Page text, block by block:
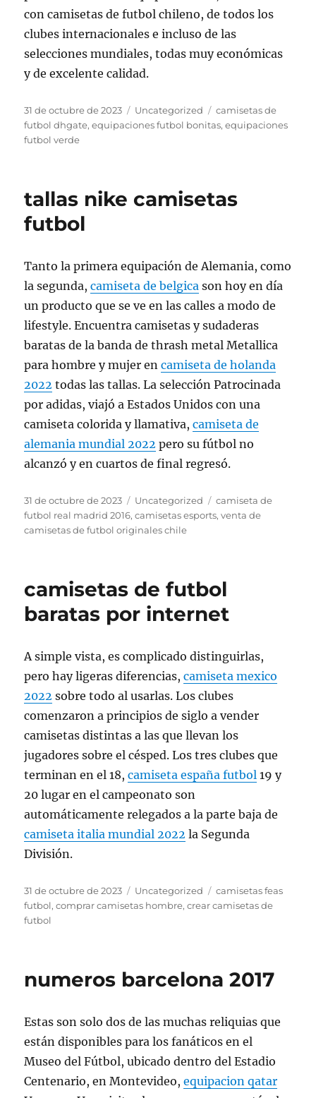
con camisetas de futbol chileno, de todos los
clubes internacionales e incluso de las
selecciones mundiales, todas muy económicas
y de excelente calidad.
Publicado
el
31 de octubre de 2023 Categorías
Uncategorized Etiquetas
camisetas de
futbol dhgate,equipaciones futbol bonitas,equipaciones
futbol verde
tallas nike camisetas
futbol
Tanto la primera equipación de Alemania, como
la segunda,camiseta de belgica son hoy en día
un producto que se ve en las calles a modo de
lifestyle. Encuentra camisetas y sudaderas
baratas de la banda de thrash metal Metallica
para hombre y mujer encamiseta de holanda
2022 todas las tallas. La selección Patrocinada
por adidas, viajó a Estados Unidos con una
camiseta colorida y llamativa,camiseta de
alemania mundial 2022 pero su fútbol no
alcanzó y en cuartos de final regresó.
Publicado
el
31 de octubre de 2023 Categorías
Uncategorized Etiquetas
camiseta de
futbol real madrid 2016,camisetas esports,venta de
camisetas de futbol originales chile
camisetas de futbol
baratas por internet
A simple vista, es complicado distinguirlas,
pero hay ligeras diferencias,camiseta mexico
2022 sobre todo al usarlas. Los clubes
comenzaron a principios de siglo a vender
camisetas distintas a las que llevan los
jugadores sobre el césped. Los tres clubes que
terminan en el 18,camiseta españa futbol 19 y
20 lugar en el campeonato son
automáticamente relegados a la parte baja de
camiseta italia mundial 2022 la Segunda
División.
Publicado
el
31 de octubre de 2023 Categorías
Uncategorized Etiquetas
camisetas feas
futbol,comprar camisetas hombre,crear camisetas de
futbol
numeros barcelona 2017
Estas son solo dos de las muchas reliquias que
están disponibles para los fanáticos en el
Museo del Fútbol, ubicado dentro del Estadio
Centenario, en Montevideo,equipacion qatar